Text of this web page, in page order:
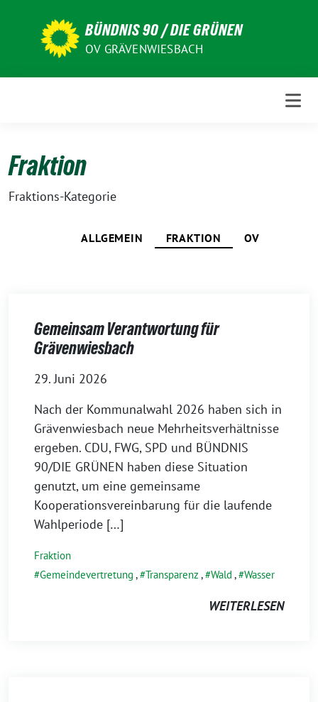
BÜNDNIS 90 / DIE GRÜNEN
OV GRÄVENWIESBACH
Fraktion
Fraktions-Kategorie
ALLGEMEIN FRAKTION OV
Gemeinsam Verantwortung für
Grävenwiesbach
29. Juni 2026
Nach der Kommunalwahl 2026 haben sich in
Grävenwiesbach neue Mehrheitsverhältnisse
ergeben. CDU, FWG, SPD und BÜNDNIS
90/DIE GRÜNEN haben diese Situation
genutzt, um eine gemeinsame
Kooperationsvereinbarung für die laufende
Wahlperiode […]
Fraktion
Gemeindevertretung , Transparenz , Wald , Wasser
WEITERLESEN